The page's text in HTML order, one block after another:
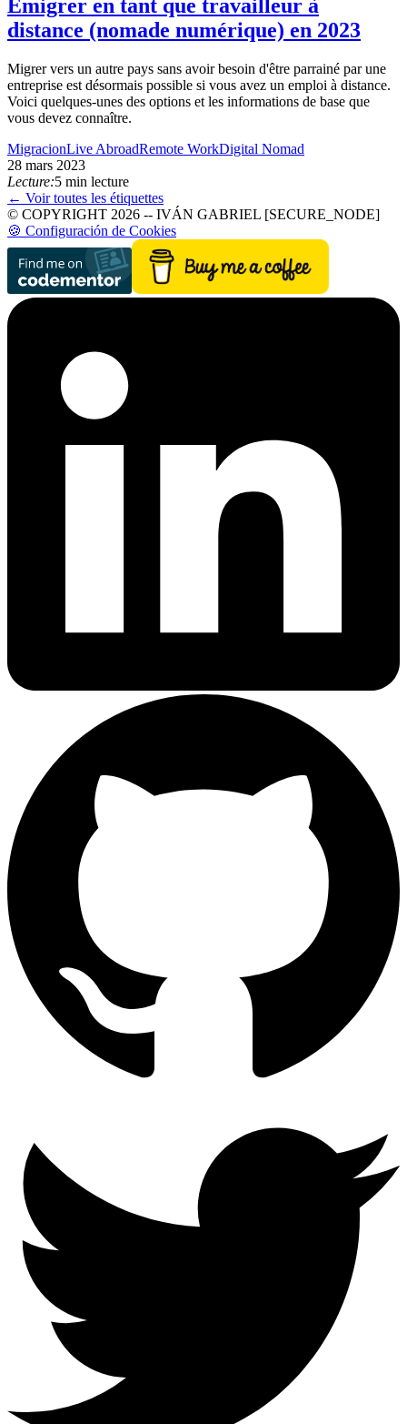
Émigrer en tant que travailleur à
distance (nomade numérique) en 2023
Migrer vers un autre pays sans avoir besoin d'être parrainé par une
entreprise est désormais possible si vous avez un emploi à distance.
Voici quelques-unes des options et les informations de base que
vous devez connaître.
MigracionLive AbroadRemote WorkDigital Nomad
28 mars 2023
Lecture:5 min lecture
← Voir toutes les étiquettes
© COPYRIGHT 2026 -- IVÁN GABRIEL [SECURE_NODE]
🍪 Configuración de Cookies